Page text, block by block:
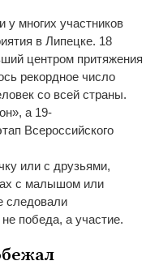
у многих участников
в Липецке. 18
центром притяжения
рекордное число
со всей страны.
», а 19-
Всероссийского
или с друзьями,
с малышом или
следовали
не победа, а участие.